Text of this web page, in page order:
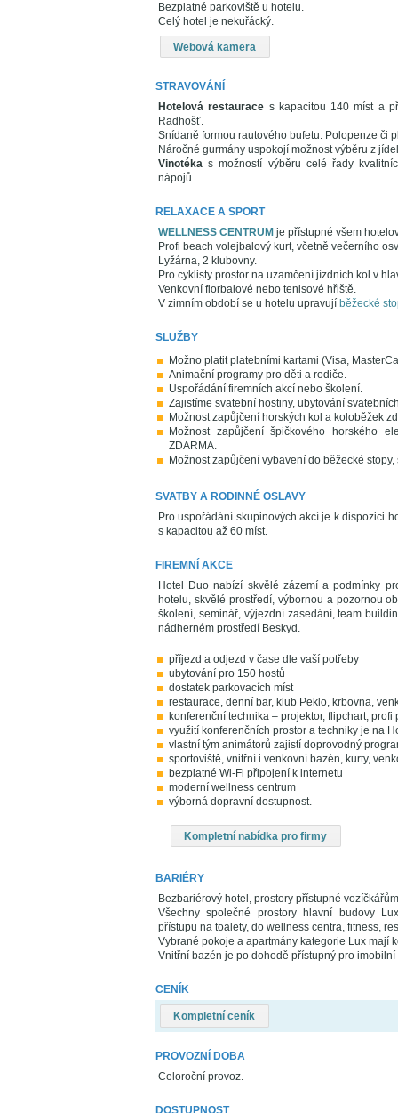
Bezplatné parkoviště u hotelu.
Celý hotel je nekuřácký.
Webová kamera
STRAVOVÁNÍ
Hotelová restaurace s kapacitou 140 míst a
Radhošť.
Snídaně formou rautového bufetu. Polopenze či
Náročné gurmány uspokojí možnost výběru z
Vinotéka s možností výběru celé řady
nápojů.
RELAXACE A SPORT
WELLNESS CENTRUM je přístupné všem
Profi beach volejbalový kurt, včetně večerního
Lyžárna, 2 klubovny.
Pro cyklisty prostor na uzamčení jízdních kol v
Venkovní florbalové nebo tenisové hřiště.
V zimním období se u hotelu upravují běžecké
SLUŽBY
Možno platit platebními kartami (Visa,
Animační programy pro děti a rodiče.
Uspořádání firemních akcí nebo školení.
Zajistíme svatební hostiny, ubytování
Možnost zapůjčení horských kol a koloběžek
Možnost zapůjčení špičkového horského
ZDARMA.
Možnost zapůjčení vybavení do běžecké
SVATBY A RODINNÉ OSLAVY
Pro uspořádání skupinových akcí je k dispozici
s kapacitou až 60 míst.
FIREMNÍ AKCE
Hotel Duo nabízí skvělé zázemí a podmínky
hotelu, skvělé prostředí, výbornou a pozornou
školení, seminář, výjezdní zasedání, team
nádherném prostředí Beskyd.
příjezd a odjezd v čase dle vaší potřeby
ubytování pro 150 hostů
dostatek parkovacích míst
restaurace, denní bar, klub Peklo, krbovna,
konferenční technika – projektor, flipchart,
využití konferenčních prostor a techniky je na
vlastní tým animátorů zajistí doprovodný
sportoviště, vnitřní i venkovní bazén, kurty,
bezplatné Wi-Fi připojení k internetu
moderní wellness centrum
výborná dopravní dostupnost.
Kompletní nabídka pro firmy
BARIÉRY
Bezbariérový hotel, prostory přístupné
Všechny společné prostory hlavní budovy
přístupu na toalety, do wellness centra, fitness,
Vybrané pokoje a apartmány kategorie Lux mají
Vnitřní bazén je po dohodě přístupný pro
CENÍK
Kompletní ceník
PROVOZNÍ DOBA
Celoroční provoz.
DOSTUPNOST